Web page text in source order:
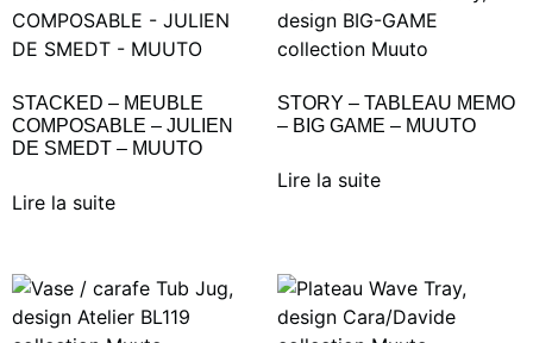
STACKED – MEUBLE
COMPOSABLE – JULIEN
DE SMEDT – MUUTO
Lire la suite
STORY – TABLEAU MEMO
– BIG GAME – MUUTO
Lire la suite